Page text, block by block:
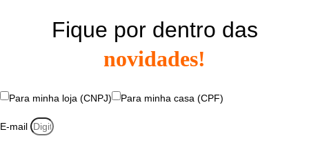
Fique por dentro das
novidades!
Para minha loja (CNPJ) Para minha casa (CPF)
E-mail